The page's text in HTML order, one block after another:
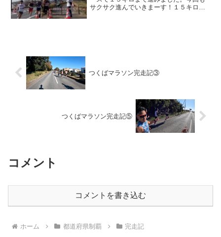
サクサク進んでいきまーす！１５キロ〜
つくばマラソン完走記③
つくばマラソン完走記⑤
コメント
コメントを書き込む
ホーム 都道府県制覇 完走記